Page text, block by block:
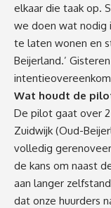
elkaar die taak op.
we doen wat nodig
te laten wonen en
Beijerland.’
Wat houdt de
De pilot gaat over
Zuidwijk (Oud-
volledig
de kans om naast
aan langer
dat onze huurders